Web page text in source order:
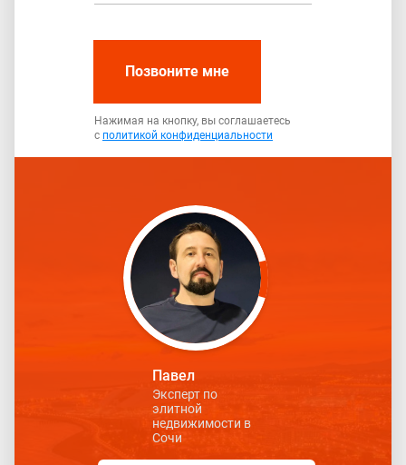
Позвоните мне
Нажимая на кнопку, вы соглашаетесь
с политикой конфиденциальности
Павел
Эксперт по
элитной
недвижимости в
Сочи